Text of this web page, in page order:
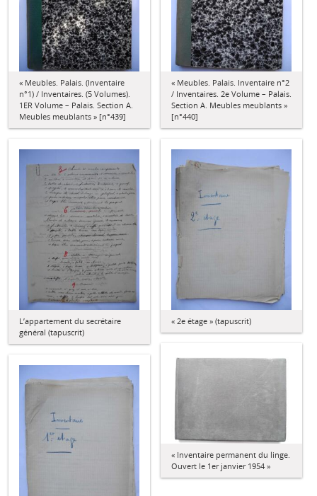
« Meubles. Palais. (Inventaire
n°1) / Inventaires. (5 Volumes).
1ER Volume – Palais. Section A.
Meubles meublants » [n°439]
« Meubles. Palais. Inventaire n°2
/ Inventaires. 2e Volume – Palais.
Section A. Meubles meublants »
[n°440]
L’appartement du secrétaire
général (tapuscrit)
« 2e étage » (tapuscrit)
« Inventaire permanent du linge.
Ouvert le 1er janvier 1954 »